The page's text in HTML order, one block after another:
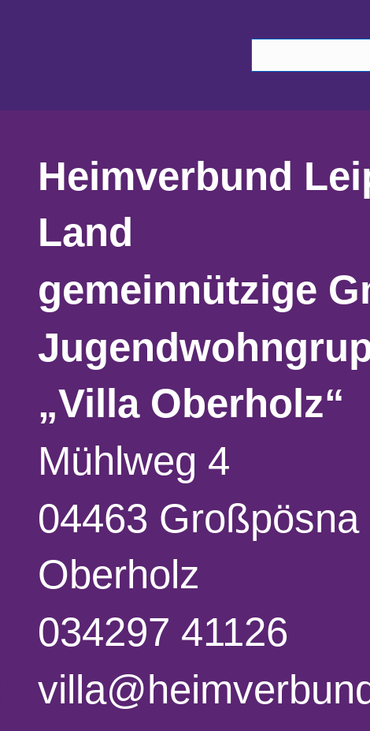
Heimverbund
Land
gemeinnützige
„Villa Oberholz“
Mühlweg 4
04463 Großpösna
Oberholz
034297 41126